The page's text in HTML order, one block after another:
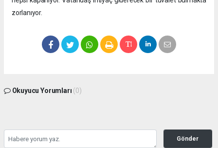
zorlanıyor.
Okuyucu Yorumları (0)
Gönder